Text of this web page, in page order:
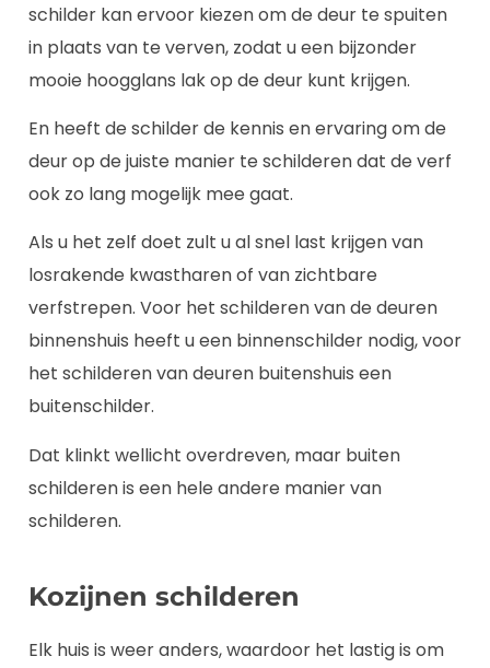
schilder kan ervoor kiezen om de deur te spuiten
in plaats van te verven, zodat u een bijzonder
mooie hoogglans lak op de deur kunt krijgen.
En heeft de schilder de kennis en ervaring om de
deur op de juiste manier te schilderen dat de verf
ook zo lang mogelijk mee gaat.
Als u het zelf doet zult u al snel last krijgen van
losrakende kwastharen of van zichtbare
verfstrepen. Voor het schilderen van de deuren
binnenshuis heeft u een binnenschilder nodig, voor
het schilderen van deuren buitenshuis een
buitenschilder.
Dat klinkt wellicht overdreven, maar buiten
schilderen is een hele andere manier van
schilderen.
Kozijnen schilderen
Elk huis is weer anders, waardoor het lastig is om